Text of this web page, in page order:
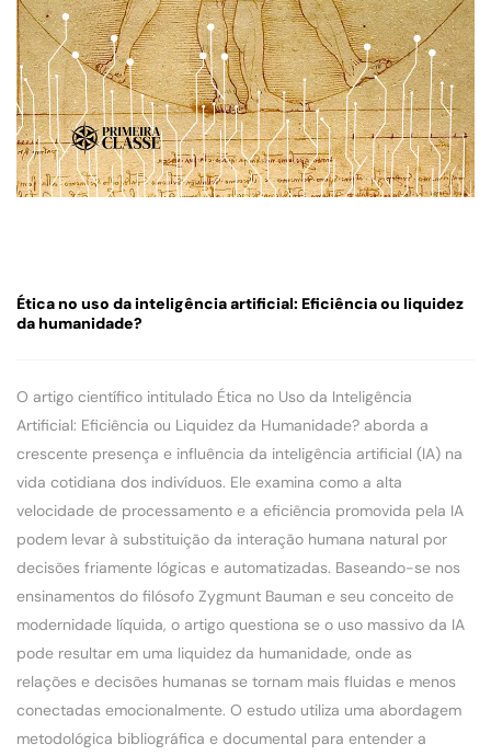
Ética no uso da inteligência artificial: Eficiência ou liquidez
da humanidade?
O artigo científico intitulado Ética no Uso da Inteligência
Artificial: Eficiência ou Liquidez da Humanidade? aborda a
crescente presença e influência da inteligência artificial (IA) na
vida cotidiana dos indivíduos. Ele examina como a alta
velocidade de processamento e a eficiência promovida pela IA
podem levar à substituição da interação humana natural por
decisões friamente lógicas e automatizadas. Baseando-se nos
ensinamentos do filósofo Zygmunt Bauman e seu conceito de
modernidade líquida, o artigo questiona se o uso massivo da IA
pode resultar em uma liquidez da humanidade, onde as
relações e decisões humanas se tornam mais fluidas e menos
conectadas emocionalmente. O estudo utiliza uma abordagem
metodológica bibliográfica e documental para entender a